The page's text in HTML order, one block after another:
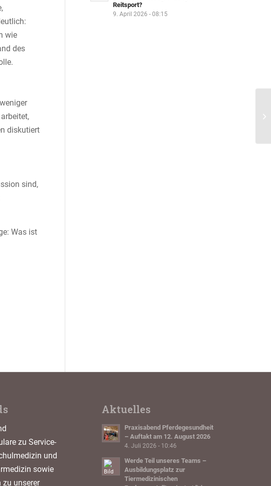
wie
des
diskutiert
sind,
Was ist
Reitsport?
9. April 2026 - 08:15
zu Service-
und
sowie
unserer
Aktuelles
Praxisabend Pferdegesundheit
– Auftakt am 12. August 2026
4. Juli 2026 - 10:46
Werde Teil unseres Teams –
Ausbildungsplatz zur
Tiermedizinischen